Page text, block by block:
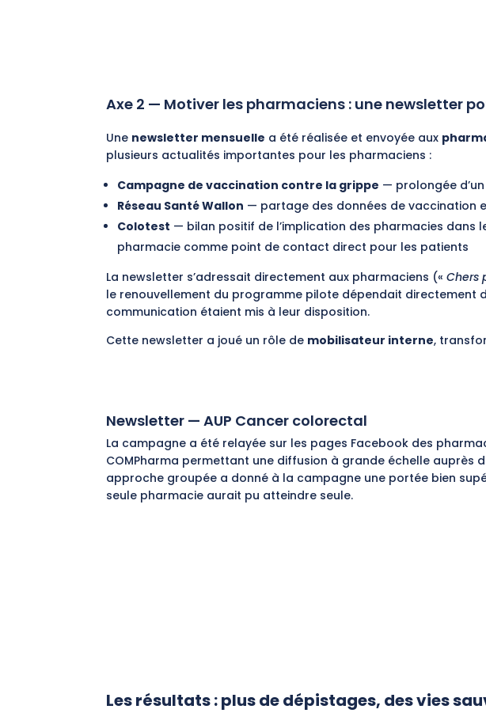
Axe 2 — Motiver les pharmaciens : une newsletter
Une newsletter mensuelle a été réalisée et envoyée aux
plusieurs actualités importantes pour les pharmaciens :
Campagne de vaccination contre la grippe — prolongée
Réseau Santé Wallon — partage des données de vaccination
Colotest — bilan positif de l’implication des pharmacies
pharmacie comme point de contact direct pour les patients
La newsletter s’adressait directement aux pharmaciens («Chers
le renouvellement du programme pilote dépendait directement
communication étaient mis à leur disposition.
Cette newsletter a joué un rôle de mobilisateur interne,
Newsletter — AUP Cancer colorectal
La campagne a été relayée sur les pages Facebook des
COMPharma permettant une diffusion à grande échelle auprès
approche groupée a donné à la campagne une portée bien
seule pharmacie aurait pu atteindre seule.
Les résultats : plus de dépistages, des vies